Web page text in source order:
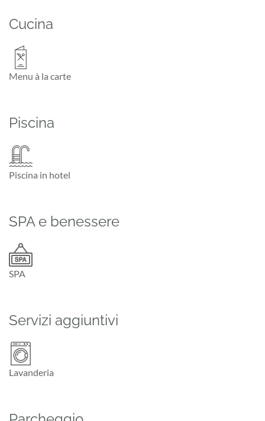
Cucina
Menu à la carte
Piscina
Piscina in hotel
SPA e benessere
SPA
Servizi aggiuntivi
Lavanderia